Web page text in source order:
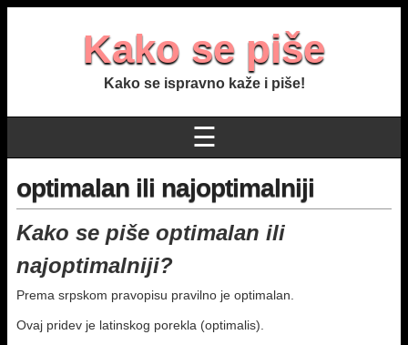
Kako se piše
Kako se ispravno kaže i piše!
☰
optimalan ili najoptimalniji
Kako se piše optimalan ili
najoptimalniji?
Prema srpskom pravopisu pravilno je optimalan.
Ovaj pridev je latinskog porekla (optimalis).